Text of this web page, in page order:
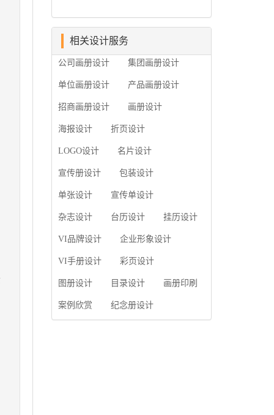
循以下的原则： 1.详
的、适用范畴并深刻...
古柏设计 古柏品牌
设计系品牌策划与推
面设计、产品包装设
站建设与推广的专业...
画册?高级画册设计公
册设计公司 首先是
员工的能力是否过硬。
这包括调研人员观察捕
捉信息、与企业顺利沟
能力;摄影人员拍摄出真
片的能力;设计人员高水
作软件，深谙画册设...
示企业品牌形象。高档
产品画册设计有哪些小
古柏品牌设计怎么说!高
高档产品画册设计要注
关注 现在企业都在
使用产品画册来进行市
设计就应该更多的重视
一个成功的高档产品画
司的企业精神、核心理
相关设计服务
公司画册设计 集团画册设计
单位画册设计 产品画册设计
招商画册设计 画册设计
海报设计 折页设计
LOGO设计 名片设计
宣传册设计 包装设计
单张设计 宣传单设计
杂志设计 台历设计 挂历设计
VI品牌设计 企业形象设计
VI手册设计 彩页设计
图册设计 目录设计 画册印刷
案例欣赏 纪念册设计